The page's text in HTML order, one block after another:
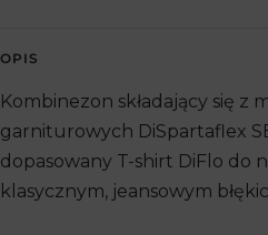
OPIS
Kombinezon składający się z
garniturowych DiSpartaflex
dopasowany T-shirt DiFlo do
klasycznym, jeansowym